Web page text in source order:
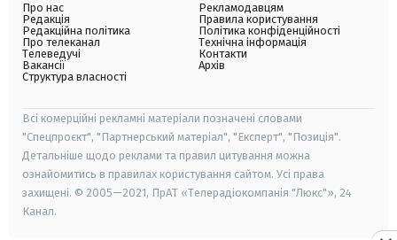
Про нас
Редакція
Редакційна політика
Про телеканал
Телеведучі
Вакансії
Структура власності
Рекламодавцям
Правила користування
Політика конфіденційності
Технічна інформація
Контакти
Архів
Всі комерційні рекламні матеріали позначені словами
"Спецпроєкт", "Партнерський матеріал", "Експерт", "Позиція".
Детальніше щодо реклами та правил цитування можна
ознайомитись в правилах користування сайтом. Усі права
захищені. © 2005—2021, ПрАТ «Телерадіокомпанія "Люкс"», 24
Канал.